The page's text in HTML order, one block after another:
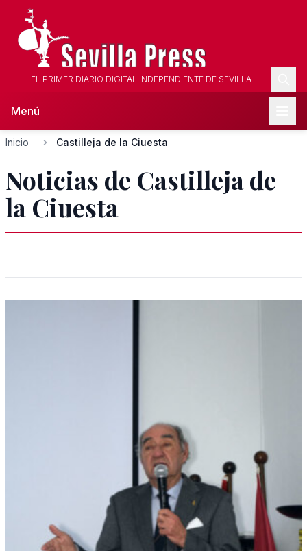
EL PRIMER DIARIO DIGITAL INDEPENDIENTE DE SEVILLA
Menú
Inicio Castilleja de la Ciuesta
Noticias de Castilleja de
la Ciuesta